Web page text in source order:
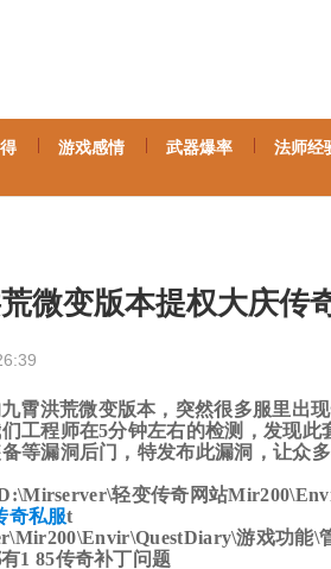
游戏感情 武器爆率
法师经
微变版本提权大庆传
霄洪荒微变版本，突然很多服里出
工程师在5分钟左右的检测，发现此
等漏洞后门，特发布此漏洞，让众
轻变传奇网站
奇私服t
游戏功能\
1 85传奇补丁问题